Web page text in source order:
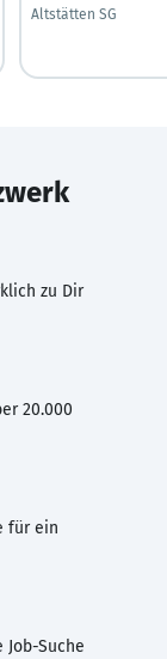
Altstätten SG
zu Dir
20.000
für ein
Suche